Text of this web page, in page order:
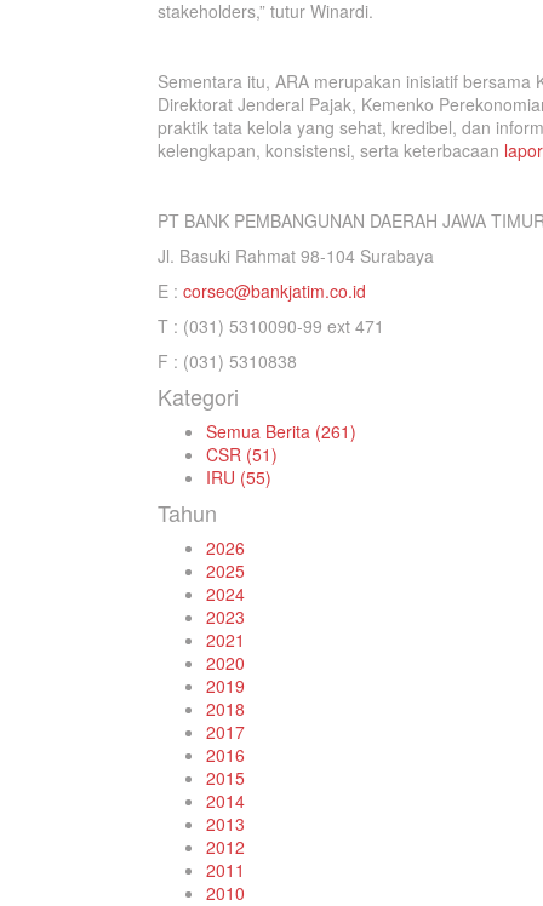
stakeholders,” tutur Winardi.
Sementara itu, ARA merupakan inisiatif bersama
Direktorat Jenderal Pajak, Kemenko
praktik tata kelola yang sehat, kredibel, dan
kelengkapan, konsistensi, serta keterbacaan
PT BANK PEMBANGUNAN DAERAH JAWA
Jl. Basuki Rahmat 98-104 Surabaya
E : corsec@bankjatim.co.id
T : (031) 5310090-99 ext 471
F : (031) 5310838
Kategori
Semua Berita (261)
CSR (51)
IRU (55)
Tahun
2026
2025
2024
2023
2021
2020
2019
2018
2017
2016
2015
2014
2013
2012
2011
2010